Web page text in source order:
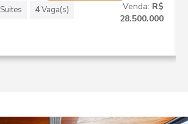
Suites 4Vaga(s)
Venda: R$
28.500.000